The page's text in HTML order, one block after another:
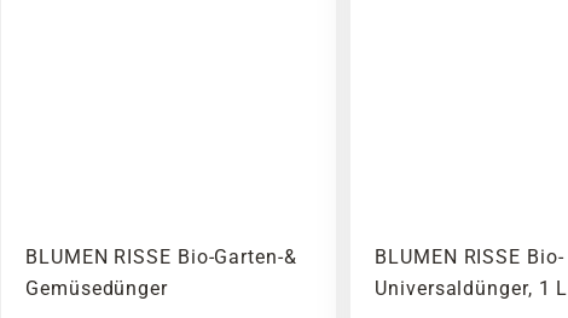
BLUMEN RISSE Bio-Garten-&
Gemüsedünger
BLUMEN RISSE Bio-
Universaldünger, 1 L